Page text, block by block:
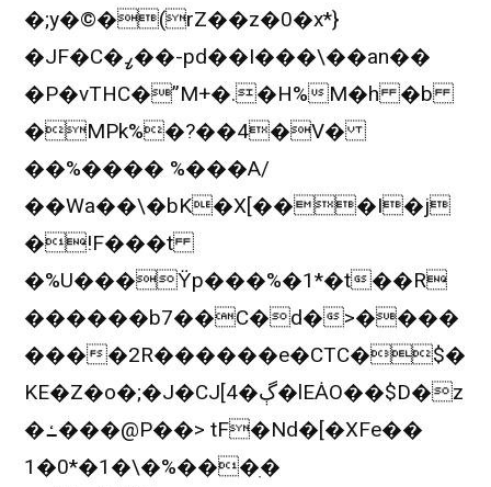
�;y�©�(rZ��z�0�x*}
�JF�C�ߨ��-pd��I���\��an��
�P�vTHC�”M+�.�H%M�h �b
�MPk%�?��4�V�
��%���� %���A/
��Wa��\�bK�X[���I�j
�!F���t
�%U���Ϋp���%�1*�t��R
������b7��C�d�>����
����2R������e�CTC�$�
KE�Z�o�;�J�CJ[4�ڳ�lEȦO��$D�z
�ߑ���@P��> tF�Nd�[�XFe��
1�0*�1�\�%���ׅ�